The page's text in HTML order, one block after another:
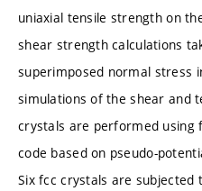
uniaxial tensile strength on
shear strength calculations
superimposed normal stress
simulations of the shear and
crystals are performed using
code based on pseudo-
Six fcc crystals are